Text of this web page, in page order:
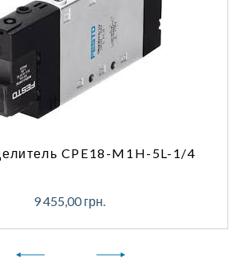
CPE18-M1H-5L-1/4
9 455,00грн.